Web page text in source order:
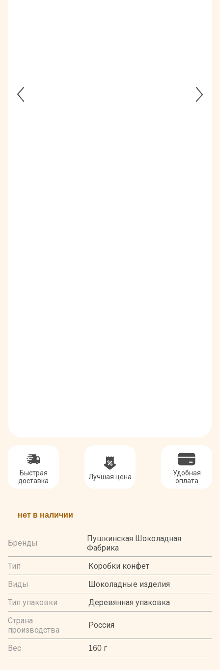
Быстрая
доставка
Лучшая цена
Удобная
оплата
нет в наличии
Бренды
Пушкинская Шоколадная
Фабрика
Тип
Коробки конфет
Виды
Шоколадные изделия
Тип упаковки
Деревянная упаковка
Страна
производства
Россия
Вес 160 г